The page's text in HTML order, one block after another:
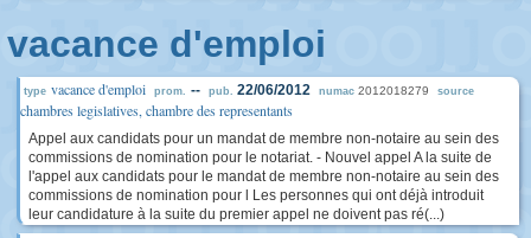
vacance d'emploi
type vacance d'emploi prom. -- pub. 22/06/2012 numac 2012018279 source
chambres legislatives, chambre des representants
Appel aux candidats pour un mandat de membre non-notaire au sein des
commissions de nomination pour le notariat. - Nouvel appel A la suite de
l'appel aux candidats pour le mandat de membre non-notaire au sein des
commissions de nomination pour l Les personnes qui ont déjà introduit
leur candidature à la suite du premier appel ne doivent pas ré(...)